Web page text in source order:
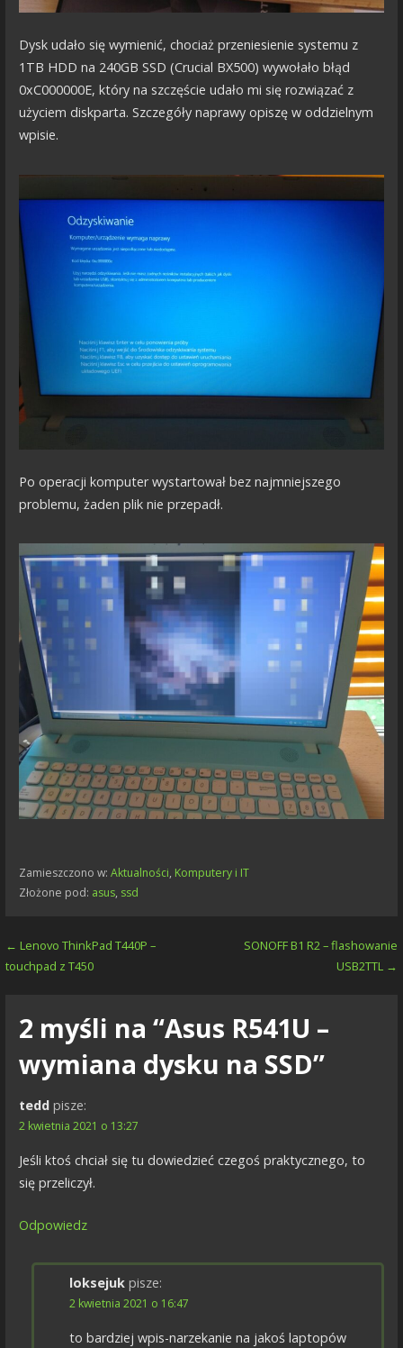
Dysk udało się wymienić, chociaż przeniesienie systemu z
1TB HDD na 240GB SSD (Crucial BX500) wywołało błąd
0xC000000E, który na szczęście udało mi się rozwiązać z
użyciem diskparta. Szczegóły naprawy opiszę w oddzielnym
wpisie.
Po operacji komputer wystartował bez najmniejszego
problemu, żaden plik nie przepadł.
Zamieszczono w: Aktualności, Komputery i IT
Złożone pod: asus, ssd
Nawigacja
wpisu
← Lenovo ThinkPad T440P –
touchpad z T450
SONOFF B1 R2 – flashowanie
USB2TTL →
2 myśli na “Asus R541U –
wymiana dysku na SSD”
tedd pisze:
2 kwietnia 2021 o 13:27
Jeśli ktoś chciał się tu dowiedzieć czegoś praktycznego, to
się przeliczył.
Odpowiedz
loksejuk pisze:
2 kwietnia 2021 o 16:47
to bardziej wpis-narzekanie na jakoś laptopów